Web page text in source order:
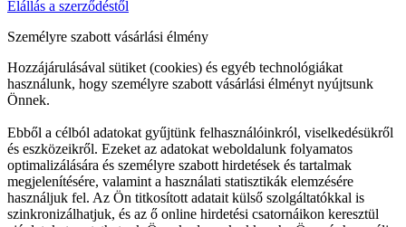
Elállás a szerződéstől
Személyre szabott vásárlási élmény
Hozzájárulásával sütiket (cookies) és egyéb technológiákat
használunk, hogy személyre szabott vásárlási élményt nyújtsunk
Önnek.
Ebből a célból adatokat gyűjtünk felhasználóinkról, viselkedésükről
és eszközeikről. Ezeket az adatokat weboldalunk folyamatos
optimalizálására és személyre szabott hirdetések és tartalmak
megjelenítésére, valamint a használati statisztikák elemzésére
használjuk fel. Az Ön titkosított adatait külső szolgáltatókkal is
szinkronizálhatjuk, és az ő online hirdetési csatornáikon keresztül